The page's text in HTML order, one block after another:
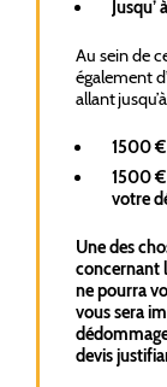
Au sein de
également
allant
1500 €
1500 €
votre
Une des
concernant
ne pourra
vous sera
devis